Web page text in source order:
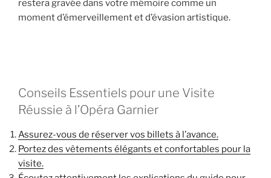
restera gravée dans votre mémoire comme un
moment d’émerveillement et d’évasion artistique.
Conseils Essentiels pour une Visite
Réussie à l’Opéra Garnier
Assurez-vous de réserver vos billets à l’avance.
Portez des vêtements élégants et confortables pour la
visite.